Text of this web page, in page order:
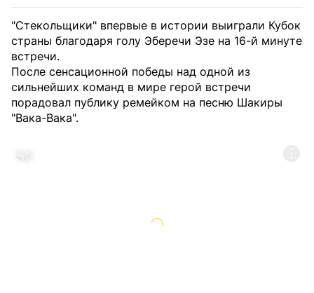
"Стекольщики" впервые в истории выиграли Кубок
страны благодаря голу Эберечи Эзе на 16-й минуте
встречи.
После сенсационной победы над одной из
сильнейших команд в мире герой встречи
порадовал публику ремейком на песню Шакиры
"Вака-Вака".